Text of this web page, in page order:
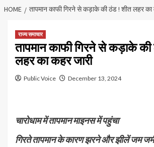
HOME तापमान काफी गिरने से कड़ाके की ठंड ! शीत लहर का
राज्य समाचार
तापमान काफी गिरने से कड़ाके
लहर का कहर जारी
Public Voice December 13, 2024
चारोधाम में तापमान माइनस में पहुंचा
गिरते तापमान के कारण झरने और झीलें जम